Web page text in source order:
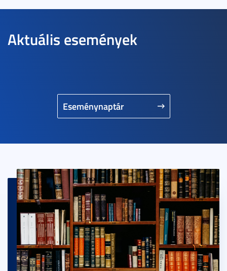
Aktuális események
Eseménynaptár